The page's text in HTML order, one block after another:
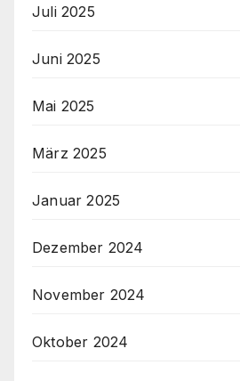
Juli 2025
Juni 2025
Mai 2025
März 2025
Januar 2025
Dezember 2024
November 2024
Oktober 2024